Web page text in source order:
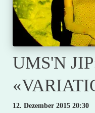
UMS'N
12. Dezember 2015 20:30